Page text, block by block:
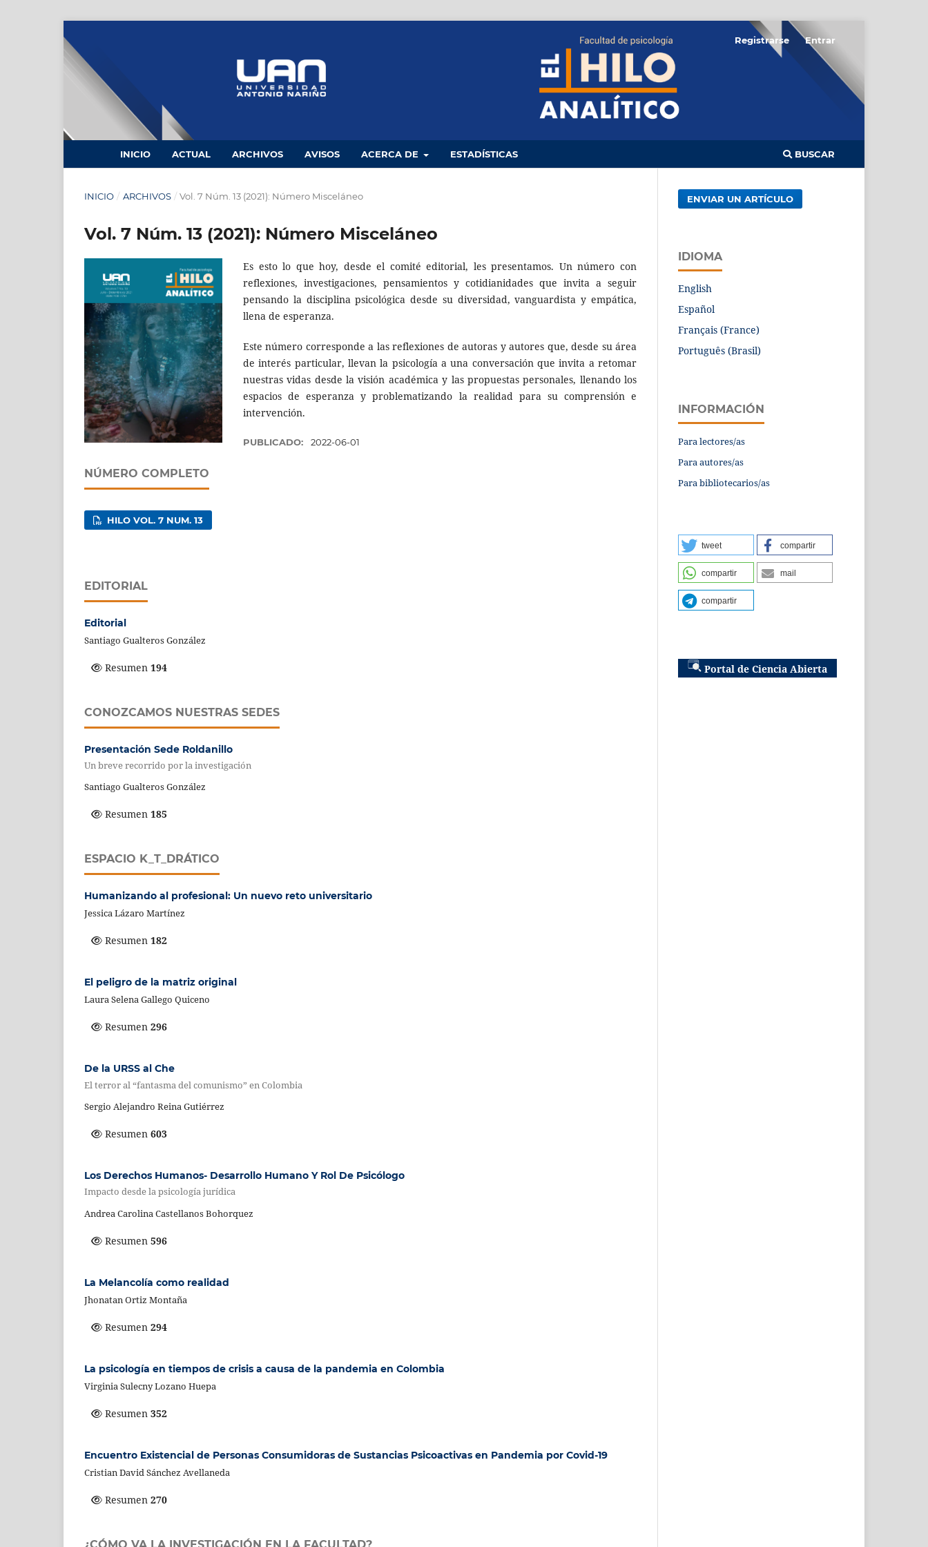
INICIO ACTUAL ARCHIVOS AVISOS ACERCA DE ESTADÍSTICAS BUSCAR
Registrarse Entrar
INICIO / ARCHIVOS / Vol. 7 Núm. 13 (2021): Número Misceláneo
Vol. 7 Núm. 13 (2021): Número Misceláneo
Es esto lo que hoy, desde el comité editorial, les presentamos. Un número con
reflexiones, investigaciones, pensamientos y cotidianidades que invita a seguir
pensando la disciplina psicológica desde su diversidad, vanguardista y empática,
llena de esperanza.
Este número corresponde a las reflexiones de autoras y autores que, desde su área
de interés particular, llevan la psicología a una conversación que invita a retomar
nuestras vidas desde la visión académica y las propuestas personales, llenando los
espacios de esperanza y problematizando la realidad para su comprensión e
intervención.
PUBLICADO: 2022-06-01
NÚMERO COMPLETO
HILO VOL. 7 NUM. 13
EDITORIAL
Editorial
Santiago Gualteros González
Resumen 194
CONOZCAMOS NUESTRAS SEDES
Presentación Sede Roldanillo
Un breve recorrido por la investigación
Santiago Gualteros González
Resumen 185
ESPACIO K_T_DRÁTICO
Humanizando al profesional: Un nuevo reto universitario
Jessica Lázaro Martínez
Resumen 182
El peligro de la matriz original
Laura Selena Gallego Quiceno
Resumen 296
De la URSS al Che
El terror al “fantasma del comunismo” en Colombia
Sergio Alejandro Reina Gutiérrez
Resumen 603
Los Derechos Humanos- Desarrollo Humano Y Rol De Psicólogo
Impacto desde la psicología jurídica
Andrea Carolina Castellanos Bohorquez
Resumen 596
La Melancolía como realidad
Jhonatan Ortiz Montaña
Resumen 294
La psicología en tiempos de crisis a causa de la pandemia en Colombia
Virginia Sulecny Lozano Huepa
Resumen 352
Encuentro Existencial de Personas Consumidoras de Sustancias Psicoactivas en Pandemia por Covid-19
Cristian David Sánchez Avellaneda
Resumen 270
¿CÓMO VA LA INVESTIGACIÓN EN LA FACULTAD?
ENVIAR UN ARTÍCULO
IDIOMA
English
Español
Français (France)
Português (Brasil)
INFORMACIÓN
Para lectores/as
Para autores/as
Para bibliotecarios/as
tweet compartir
compartir mail
compartir
Portal de Ciencia Abierta